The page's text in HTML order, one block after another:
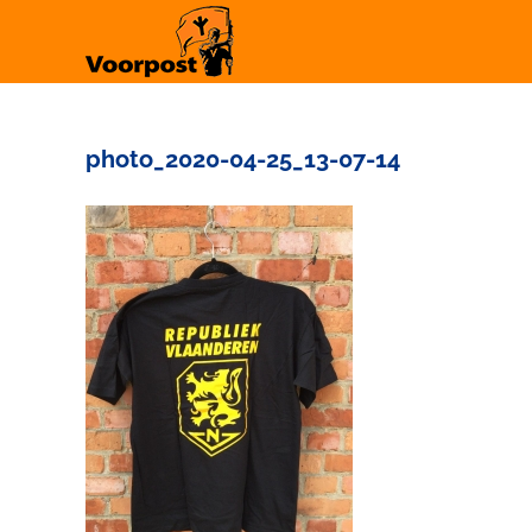
photo_2020-04-25_13-07-14